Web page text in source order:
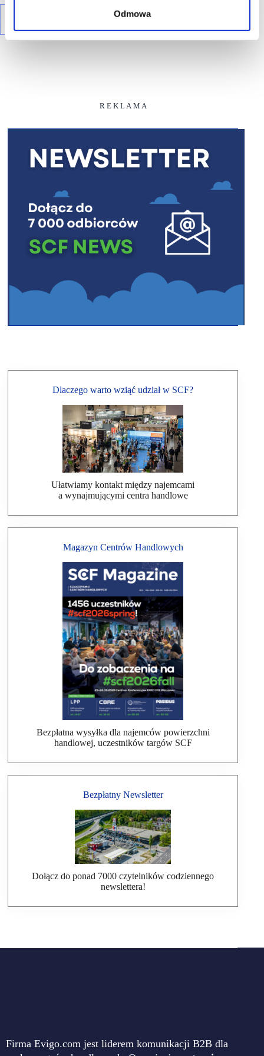
Odmowa
R E K L A M A
Dlaczego warto wziąć udział w SCF?
Ułatwiamy kontakt między najemcami
a wynajmującymi centra handlowe
Magazyn Centrów Handlowych
Bezpłatna wysyłka dla najemców powierzchni
handlowej, uczestników targów SCF
Bezpłatny Newsletter
Dołącz do ponad 7000 czytelników codziennego
newslettera!
Firma Evigo.com jest liderem komunikacji B2B dla